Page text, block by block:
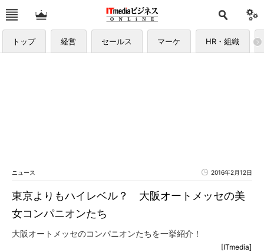
トップ 経営 セールス マーケ HR・組織
ニュース 2016年2月12日
東京よりもハイレベル？ 大阪オートメッセの美
女コンパニオンたち
大阪オートメッセのコンパニオンたちを一挙紹介！
[ITmedia]